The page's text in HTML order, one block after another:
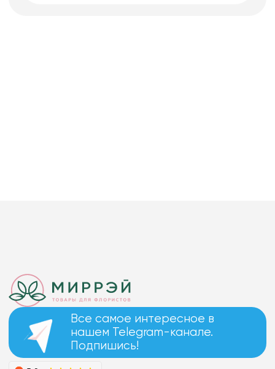
Все самое интересное в
нашем Telegram-канале.
Подпишись!